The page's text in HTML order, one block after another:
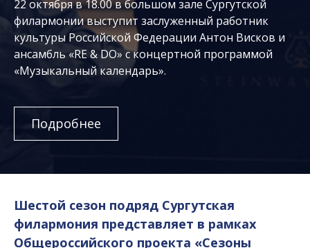
22 октября в 18.00 в большом зале Сургутской
филармонии выступит заслуженный работник
культуры Российской Федерации Антон Висков и
ансамбль «RE & DO» с концертной программой
«Музыкальный календарь».
Подробнее
Шестой сезон подряд Сургутская
филармония представляет в рамках
Общероссийского проекта «Сезоны